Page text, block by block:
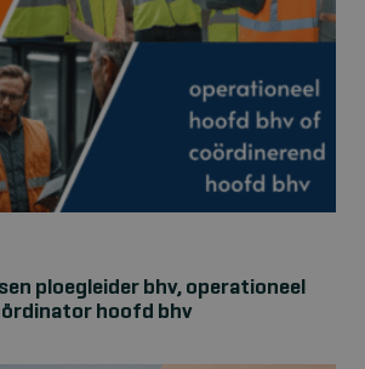
ploegleider bhv, operationeel
hoofd bhv